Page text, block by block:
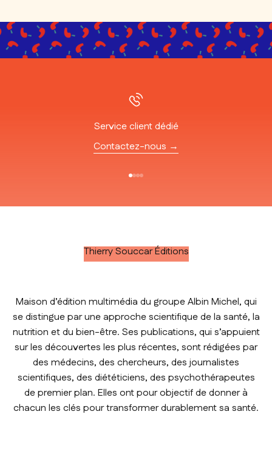
Service client dédié
Contactez-nous →
Thierry Souccar Éditions
Maison d’édition multimédia du groupe Albin Michel, qui
se distingue par une approche scientifique de la santé, la
nutrition et du bien-être. Ses publications, qui s’appuient
sur les découvertes les plus récentes, sont rédigées par
des médecins, des chercheurs, des journalistes
scientifiques, des diététiciens, des psychothérapeutes
de premier plan. Elles ont pour objectif de donner à
chacun les clés pour transformer durablement sa santé.